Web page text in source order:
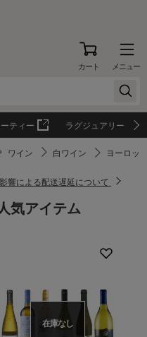
カート メニュー
ティー ラグジュアリー
ワイン 白ワイン ヨーロッ
響による配送遅延について
気アイテム
在庫なし